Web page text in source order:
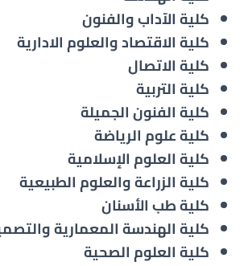
كلية الآداب والفنون
كلية الاقتصاد والعلوم الادارية
كلية الاتصال
كلية التربية
كلية الفنون الجميلة
كلية علوم الرياضة
كلية العلوم الإسلامية
كلية الزراعة والعلوم الطبيعية
كلية طب الأسنان
كلية الهندسة المعمارية
كلية العلوم الصحية